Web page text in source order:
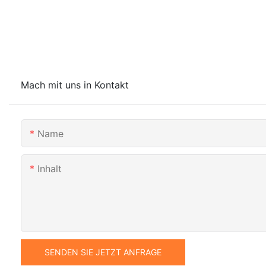
Mach mit uns in Kontakt
Name
Inhalt
SENDEN SIE JETZT ANFRAGE